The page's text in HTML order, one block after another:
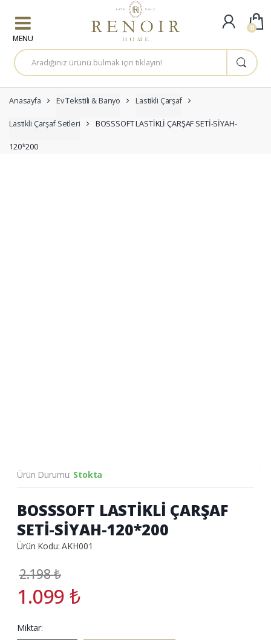
A
r
a
a
:
Anasayfa Ev Tekstili & Banyo Lastikli Çarşaf
Lastikli Çarşaf Setleri BOSSSOFT LASTİKLİ ÇARŞAF SETİ-SİYAH-
120*200
Ürün Durumu: Stokta
BOSSSOFT LASTİKLİ ÇARŞAF
SETİ-SİYAH-120*200
Ürün Kodu: AKH001
2.198₺
1.099₺
Miktar:
0